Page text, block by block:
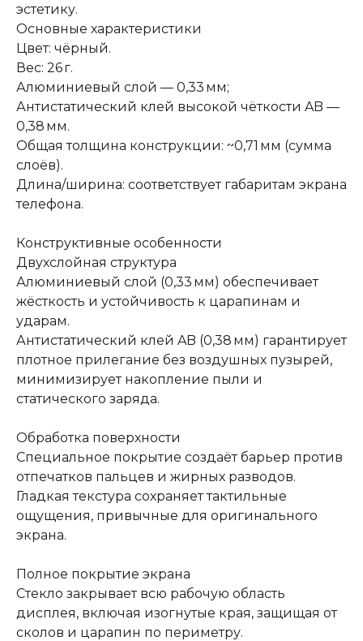
эстетику.
Основные характеристики
Цвет: чёрный.
Вес: 26 г.
Алюминиевый слой — 0,33 мм;
Антистатический клей высокой чёткости AB —
0,38 мм.
Общая толщина конструкции: ~0,71 мм (сумма
слоёв).
Длина/ширина: соответствует габаритам экрана
телефона.
Конструктивные особенности
Двухслойная структура
Алюминиевый слой (0,33 мм) обеспечивает
жёсткость и устойчивость к царапинам и
ударам.
Антистатический клей AB (0,38 мм) гарантирует
плотное прилегание без воздушных пузырей,
минимизирует накопление пыли и
статического заряда.
Обработка поверхности
Специальное покрытие создаёт барьер против
отпечатков пальцев и жирных разводов.
Гладкая текстура сохраняет тактильные
ощущения, привычные для оригинального
экрана.
Полное покрытие экрана
Стекло закрывает всю рабочую область
дисплея, включая изогнутые края, защищая от
сколов и царапин по периметру.